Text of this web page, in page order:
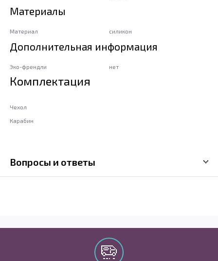
Материалы
Материал силикон
Дополнительная информация
Эко-френдли нет
Комплектация
Чехол
Карабин
Вопросы и ответы